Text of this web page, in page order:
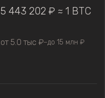
5 443 202 ₽ ≈ 1 BTC
от 5.0 тыс ₽—до 15 млн ₽